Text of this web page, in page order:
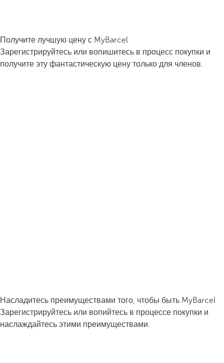
Получите лучшую цену с MyBarcel
Зарегистрируйтесь или вопишитесь в процесс покупки и
получите эту фантастическую цену только для членов.
Насладитесь преимуществами того, чтобы быть MyBarcel
Зарегистрируйтесь или вопийтесь в процессе покупки и
наслаждайтесь этими преимуществами.